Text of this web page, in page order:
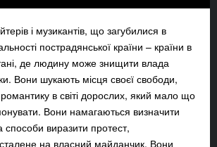
і музикантів, що загубилися в
пострадянської країни – країни в
де людину може знищити влада
Вони шукають місця своєї свободи,
в світі дорослих, який мало що
Вони намагаються визначити
способи виразити протест,
на власний майданчик. Вони